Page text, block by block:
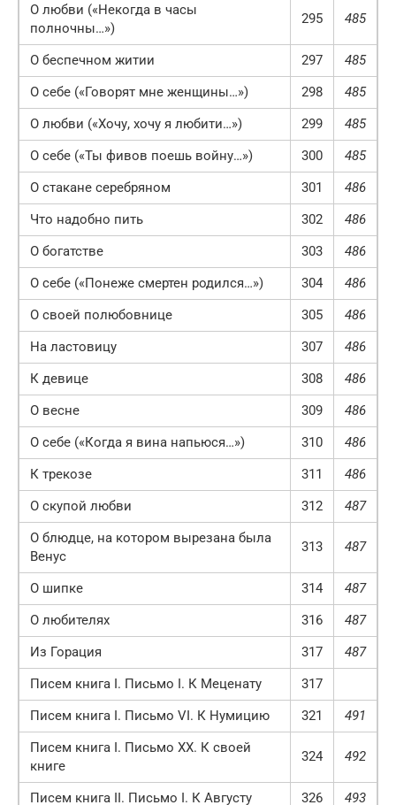
О любви («Некогда в часы
полночны…»)
295 485
О беспечном житии 297
485
О себе («Говорят мне женщины…»)
298
485
О любви («Хочу, хочу я любити…»)
299
485
О себе («Ты фивов поешь войну…»)
300
485
О стакане серебряном
301
486
Что надобно пить
302
486
О богатстве
303
486
О себе («Понеже смертен родился…»)
304
486
О своей полюбовнице
305
486
На ластовицу
307
486
К девице
308
486
О весне
309
486
О себе («Когда я вина напьюся…»)
310
486
К трекозе
311
486
О скупой любви
312
487
О блюдце, на котором вырезана была
Венус
313 487
О шипке 314
487
О любителях
316
487
Из Горация
317
487
Писем книга I. Письмо I. К Меценату
317
Писем книга I. Письмо VI. К Нумицию
321
491
Писем книга I. Письмо XX. К своей
книге
324 492
Писем книга II. Письмо I. К Августу 326
493